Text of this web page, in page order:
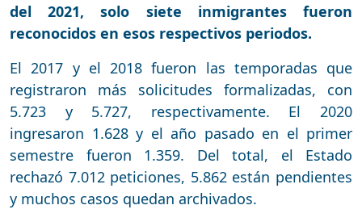
del 2021, solo siete inmigrantes fueron
reconocidos en esos respectivos periodos.
El 2017 y el 2018 fueron las temporadas que
registraron más solicitudes formalizadas, con
5.723 y 5.727, respectivamente. El 2020
ingresaron 1.628 y el año pasado en el primer
semestre fueron 1.359. Del total, el Estado
rechazó 7.012 peticiones, 5.862 están pendientes
y muchos casos quedan archivados.